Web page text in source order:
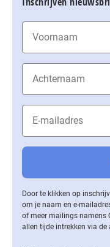
Door te klikken op
om je naam en e-
of meer mailings namens
allen tijde intrekken via